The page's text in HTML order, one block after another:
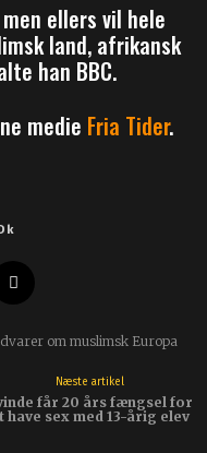
ellers vil hele
land, afrikansk
han BBC.
medie Fria Tider.
om muslimsk Europa
Næste artikel
får 20 års fængsel for
have sex med 13-årig elev